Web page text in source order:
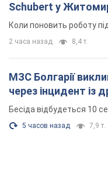
Schubert у
Коли поновить роботу
2 часа назад 8,4 т.
МЗС Болгарії
через інцидент із
Бесіда відбудеться 10
5 часов назад 7,9 т.